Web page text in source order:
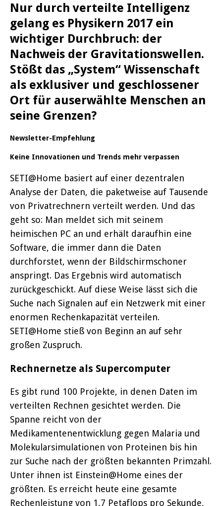
Nur durch verteilte Intelligenz
gelang es Physikern 2017 ein
wichtiger Durchbruch: der
Nachweis der Gravitationswellen.
Stößt das „System“ Wissenschaft
als exklusiver und geschlossener
Ort für auserwählte Menschen an
seine Grenzen?
Newsletter-Empfehlung
Keine Innovationen und Trends mehr verpassen
SETI@Home basiert auf einer dezentralen
Analyse der Daten, die paketweise auf Tausende
von Privatrechnern verteilt werden. Und das
geht so: Man meldet sich mit seinem
heimischen PC an und erhält daraufhin eine
Software, die immer dann die Daten
durchforstet, wenn der Bildschirmschoner
anspringt. Das Ergebnis wird automatisch
zurückgeschickt. Auf diese Weise lässt sich die
Suche nach Signalen auf ein Netzwerk mit einer
enormen Rechenkapazität verteilen.
SETI@Home stieß von Beginn an auf sehr
großen Zuspruch.
Rechnernetze als Supercomputer
Es gibt rund 100 Projekte, in denen Daten im
verteilten Rechnen gesichtet werden. Die
Spanne reicht von der
Medikamentenentwicklung gegen Malaria und
Molekularsimulationen von Proteinen bis hin
zur Suche nach der größten bekannten Primzahl.
Unter ihnen ist Einstein@Home eines der
größten. Es erreicht heute eine gesamte
Rechenleistung von 1,7 Petaflops pro Sekunde,